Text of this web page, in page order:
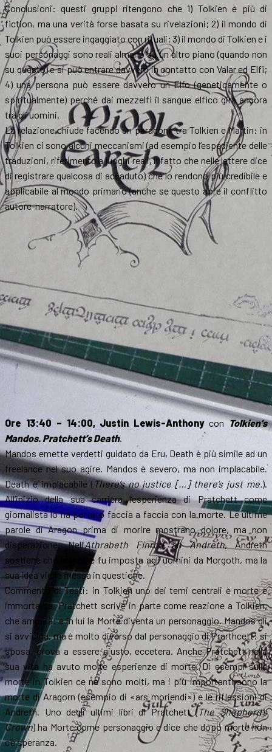
Conclusioni: questi gruppi ritengono che 1) Tolkien è più di
fiction, ma una verità forse basata su rivelazioni; 2) il mondo di
Tolkien può essere ingaggiato con rituali; 3) il mondo di Tolkien e i
suoi personaggi sono reali almeno su un altro piano (quando non
su questo) e si può entrare davvero in contatto con Valar ed Elfi;
4) una persona può essere davvero un Elfo (geneticamente o
spiritualmente) perché dai mezzelfi il sangue elfico gira ancora
tra gli uomini.
La relazione chiude facendo un paragone tra Tolkien e Martin: in
Tolkien ci sono alcuni meccanismi (ad esempio l’espediente delle
traduzioni, riferimento a luoghi reali, il fatto che nelle lettere dice
di registrare qualcosa di accaduto) che lo rendono più credibile e
applicabile al mondo primario (anche se questo apre il conflitto
autore-narratore).
Ore 13:40 – 14:00, Justin Lewis-AnthonyconTolkien’s
Mandos. Pratchett’s Death.
Mandos emette verdetti guidato da Eru, Death è più simile ad un
freelance nel suo agire. Mandos è severo, ma non implacabile.
Death è implacabile ( There’s no justice […] there’s just me.).
All’inizio della sua carriera l’esperienza di Pratchett come
giornalista lo ha portato faccia a faccia con la morte. Le ultime
parole di Aragon prima di morire mostrano dolore, ma non
disperazione. Nell’Athrabeth Finrod ah Andreth, Andreth
sostiene che la morte fu imposta agli uomini da Morgoth, ma la
sua idea viene messa in questione.
Commento di Testi: in Tolkien uno dei temi centrali è morte e
immortalità. Pratchett scrive in parte come reazione a Tolkien,
che ammira: e in lui la Morte diventa un personaggio. Mandos gli
si avvicina, ma è molto diverso dal personaggio di Prarthcett: si
sposa, prova a essere giusto, eccetera. Anche Pratchett nella
sua vita ha avuto molte esperienze di morte. Di esempi sulla
morte in Tolkien ce ne sono molti, ma i più importanti sono la
morte di Aragorn (esempio di «ars moriendi») e le riflessioni di
Andreth. Uno degli ultimi libri di Pratchett (The Shepherd’s
Crown) ha Morte come personaggio e dice che dopo morte non
c’è speranza.